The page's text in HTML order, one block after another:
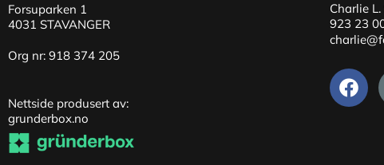
Forsuparken 1
4031 STAVANGER
Org nr: 918 374 205
Nettside produsert av:
grunderbox.no
Charlie
923 23